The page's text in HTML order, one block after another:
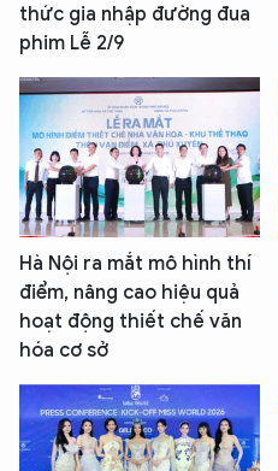
thức gia nhập đường đua
phim Lễ 2/9
Hà Nội ra mắt mô hình thí
điểm, nâng cao hiệu quả
hoạt động thiết chế văn
hóa cơ sở